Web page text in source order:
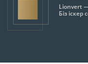
Lionvert
Біз іскер